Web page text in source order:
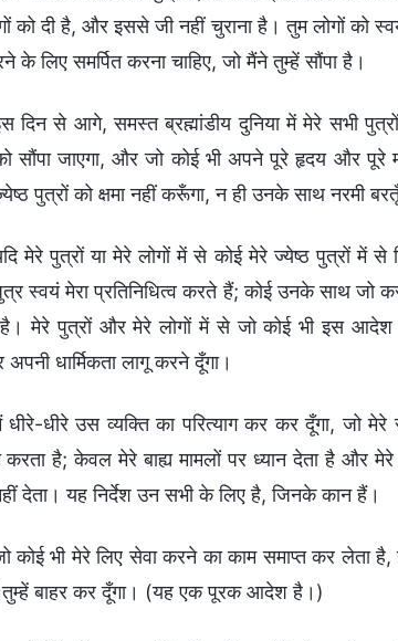
को दी है, और इससे जी नहीं चुराना है। तुम लोगों
के लिए समर्पित करना चाहिए, जो मैंने तुम्हें सौंपा है।
दिन से आगे, समस्त ब्रह्मांडीय दुनिया में मेरे सभी
सौंपा जाएगा, और जो कोई भी अपने पूरे हृदय और पूरे
पुत्रों को क्षमा नहीं करूँगा, न ही उनके साथ नरमी
मेरे पुत्रों या मेरे लोगों में से कोई मेरे ज्येष्ठ पुत्रों में
स्वयं मेरा प्रतिनिधित्व करते हैं; कोई उनके साथ
मेरे पुत्रों और मेरे लोगों में से जो कोई भी इस आदेश
धार्मिकता लागू करने दूँगा।
धीरे-धीरे उस व्यक्ति का परित्याग कर कर दूँगा,
करता है; केवल मेरे बाह्य मामलों पर ध्यान देता है और
देता। यह निर्देश उन सभी के लिए है, जिनके कान हैं।
कोई भी मेरे लिए सेवा करने का काम समाप्त कर लेता
तुम्हें बाहर कर दूँगा। (यह एक पूरक आदेश है।)